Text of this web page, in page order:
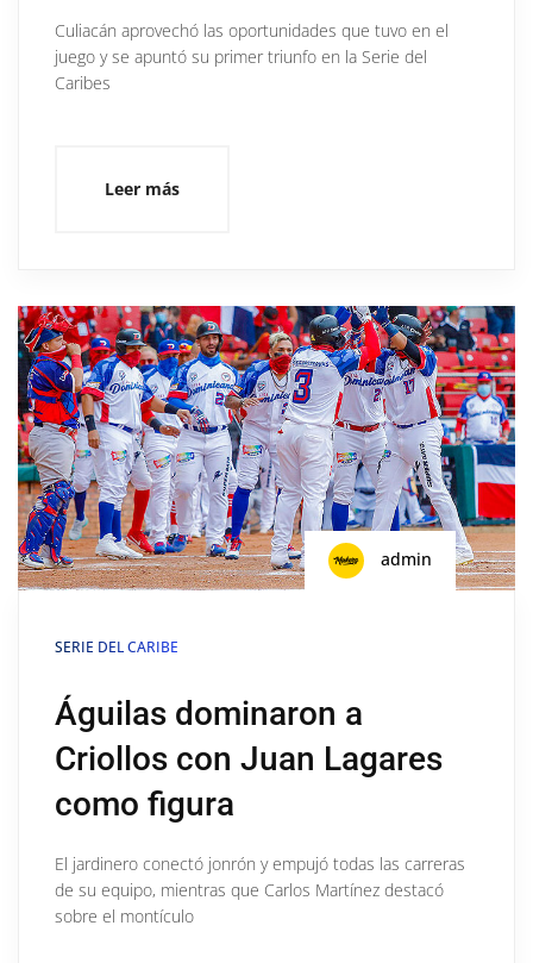
Culiacán aprovechó las oportunidades que tuvo en el
juego y se apuntó su primer triunfo en la Serie del
Caribes
Leer más
admin
SERIE DEL CARIBE
Águilas dominaron a
Criollos con Juan Lagares
como figura
El jardinero conectó jonrón y empujó todas las carreras
de su equipo, mientras que Carlos Martínez destacó
sobre el montículo